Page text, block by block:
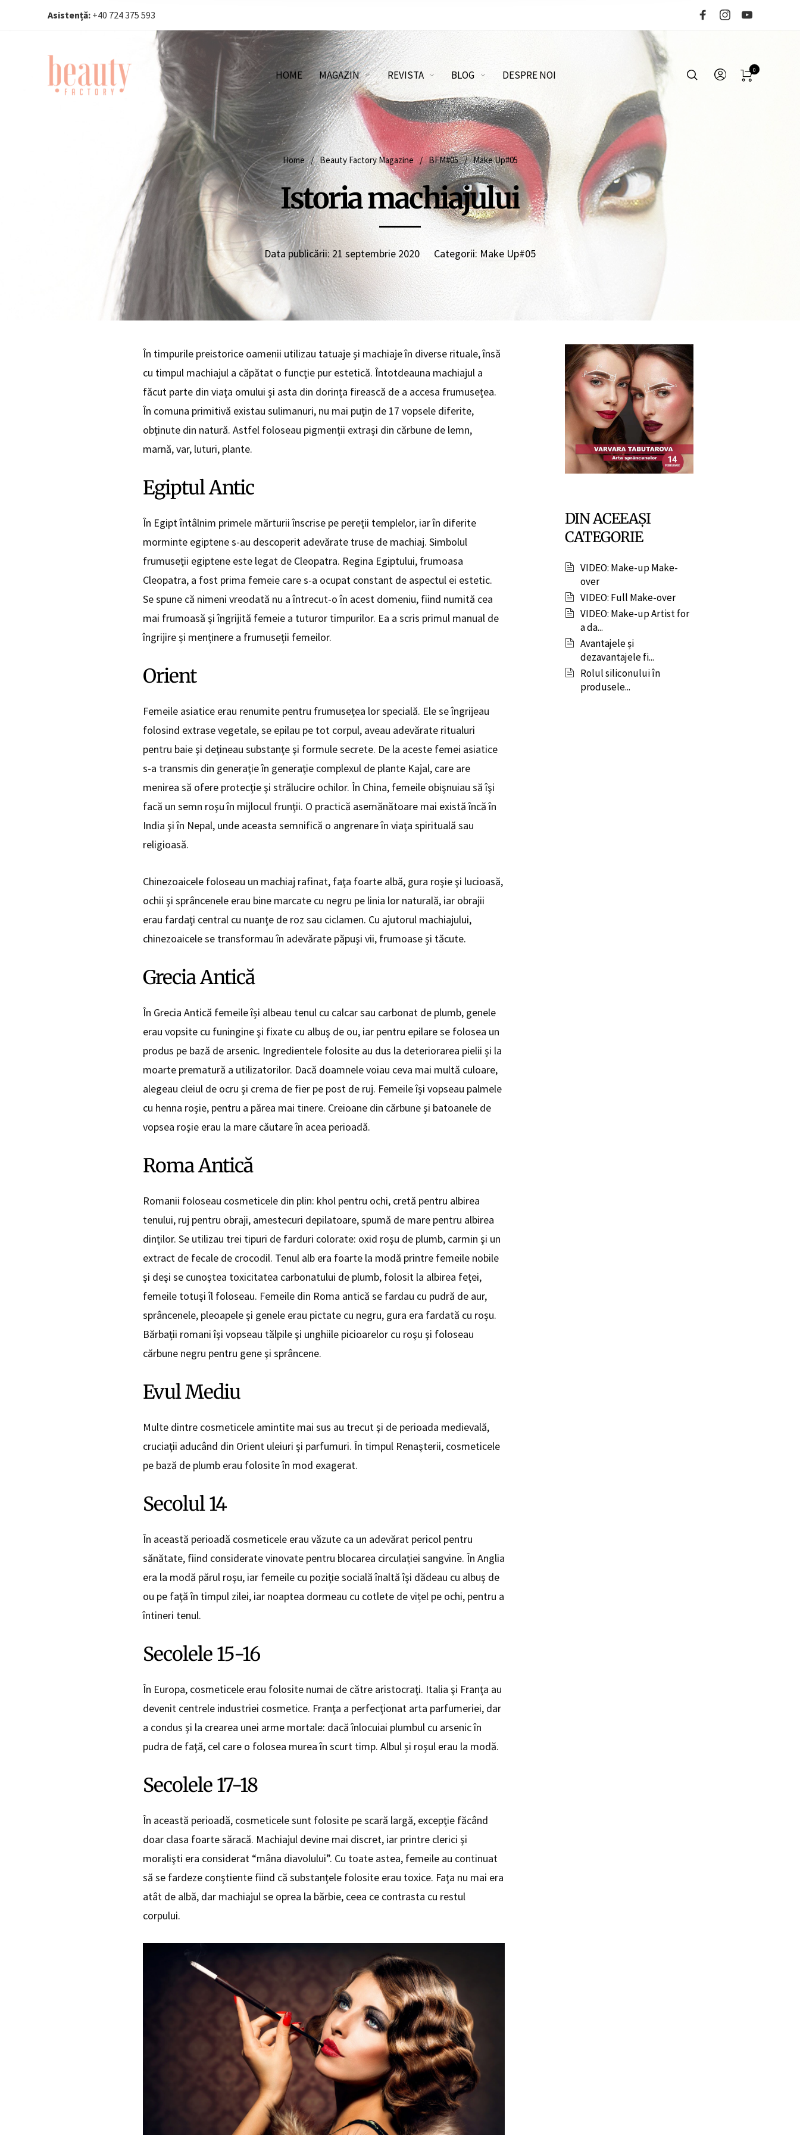
Asistență: +40 724 375 593‬
HOME MAGAZIN REVISTA BLOG DESPRE NOI 0
Home / Beauty Factory Magazine / BFM#05 / Make Up#05
Istoria machiajului
Data publicării: 21 septembrie 2020 Categorii: Make Up#05
În timpurile preistorice oamenii utilizau tatuaje şi machiaje în diverse rituale, însă
cu timpul machiajul a căpătat o funcţie pur estetică. Întotdeauna machiajul a
făcut parte din viaţa omului şi asta din dorința firească de a accesa frumusețea.
În comuna primitivă existau sulimanuri, nu mai puţin de 17 vopsele diferite,
obținute din natură. Astfel foloseau pigmenții extrași din cărbune de lemn,
marnă, var, luturi, plante.
Egiptul Antic
În Egipt întâlnim primele mărturii înscrise pe pereţii templelor, iar în diferite
morminte egiptene s-au descoperit adevărate truse de machiaj. Simbolul
frumuseţii egiptene este legat de Cleopatra. Regina Egiptului, frumoasa
Cleopatra, a fost prima femeie care s-a ocupat constant de aspectul ei estetic.
Se spune că nimeni vreodată nu a întrecut-o în acest domeniu, fiind numită cea
mai frumoasă şi îngrijită femeie a tuturor timpurilor. Ea a scris primul manual de
îngrijire și menținere a frumuseții femeilor.
Orient
Femeile asiatice erau renumite pentru frumuseţea lor specială. Ele se îngrijeau
folosind extrase vegetale, se epilau pe tot corpul, aveau adevărate ritualuri
pentru baie şi deţineau substanţe şi formule secrete. De la aceste femei asiatice
s-a transmis din generaţie în generaţie complexul de plante Kajal, care are
menirea să ofere protecţie şi strălucire ochilor. În China, femeile obişnuiau să îşi
facă un semn roşu în mijlocul frunţii. O practică asemănătoare mai există încă în
India şi în Nepal, unde aceasta semnifică o angrenare în viaţa spirituală sau
religioasă.
Chinezoaicele foloseau un machiaj rafinat, faţa foarte albă, gura roşie şi lucioasă,
ochii şi sprâncenele erau bine marcate cu negru pe linia lor naturală, iar obrajii
erau fardaţi central cu nuanţe de roz sau ciclamen. Cu ajutorul machiajului,
chinezoaicele se transformau în adevărate păpuşi vii, frumoase şi tăcute.
Grecia Antică
În Grecia Antică femeile își albeau tenul cu calcar sau carbonat de plumb, genele
erau vopsite cu funingine şi fixate cu albuş de ou, iar pentru epilare se folosea un
produs pe bază de arsenic. Ingredientele folosite au dus la deteriorarea pielii și la
moarte prematură a utilizatorilor. Dacă doamnele voiau ceva mai multă culoare,
alegeau cleiul de ocru şi crema de fier pe post de ruj. Femeile îşi vopseau palmele
cu henna roşie, pentru a părea mai tinere. Creioane din cărbune şi batoanele de
vopsea roşie erau la mare căutare în acea perioadă.
Roma Antică
Romanii foloseau cosmeticele din plin: khol pentru ochi, cretă pentru albirea
tenului, ruj pentru obraji, amestecuri depilatoare, spumă de mare pentru albirea
dinților. Se utilizau trei tipuri de farduri colorate: oxid roşu de plumb, carmin şi un
extract de fecale de crocodil. Tenul alb era foarte la modă printre femeile nobile
şi deşi se cunoştea toxicitatea carbonatului de plumb, folosit la albirea feţei,
femeile totuşi îl foloseau. Femeile din Roma antică se fardau cu pudră de aur,
sprâncenele, pleoapele şi genele erau pictate cu negru, gura era fardată cu roşu.
Bărbații romani îşi vopseau tălpile şi unghiile picioarelor cu roşu şi foloseau
cărbune negru pentru gene şi sprâncene.
Evul Mediu
Multe dintre cosmeticele amintite mai sus au trecut şi de perioada medievală,
cruciaţii aducând din Orient uleiuri şi parfumuri. În timpul Renaşterii, cosmeticele
pe bază de plumb erau folosite în mod exagerat.
Secolul 14
În această perioadă cosmeticele erau văzute ca un adevărat pericol pentru
sănătate, fiind considerate vinovate pentru blocarea circulației sangvine. În Anglia
era la modă părul roşu, iar femeile cu poziţie socială înaltă îşi dădeau cu albuş de
ou pe faţă în timpul zilei, iar noaptea dormeau cu cotlete de vițel pe ochi, pentru a
întineri tenul.
Secolele 15-16
În Europa, cosmeticele erau folosite numai de către aristocraţi. Italia şi Franţa au
devenit centrele industriei cosmetice. Franţa a perfecţionat arta parfumeriei, dar
a condus şi la crearea unei arme mortale: dacă înlocuiai plumbul cu arsenic în
pudra de faţă, cel care o folosea murea în scurt timp. Albul și roşul erau la modă.
Secolele 17-18
În această perioadă, cosmeticele sunt folosite pe scară largă, excepţie făcând
doar clasa foarte săracă. Machiajul devine mai discret, iar printre clerici şi
moralişti era considerat “mâna diavolului”. Cu toate astea, femeile au continuat
să se fardeze conştiente fiind că substanţele folosite erau toxice. Faţa nu mai era
atât de albă, dar machiajul se oprea la bărbie, ceea ce contrasta cu restul
corpului.
DIN ACEEAȘI
CATEGORIE
VIDEO: Make-up Make-
over
VIDEO: Full Make-over
VIDEO: Make-up Artist for
a da...
Avantajele și
dezavantajele fi...
Rolul siliconului în
produsele...